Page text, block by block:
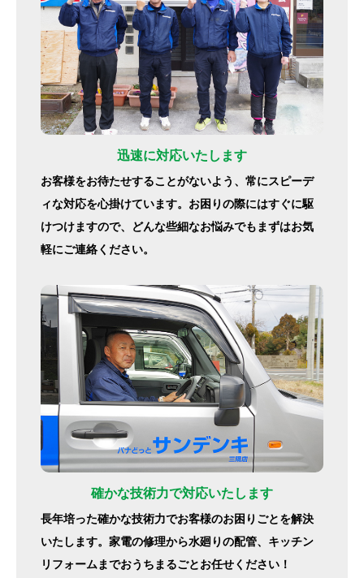
迅速に対応いたします
お客様をお待たせすることがないよう、常にスピーデ
ィな対応を心掛けています。お困りの際にはすぐに駆
けつけますので、どんな些細なお悩みでもまずはお気
軽にご連絡ください。
確かな技術力で対応いたします
長年培った確かな技術力でお客様のお困りごとを解決
いたします。家電の修理から水廻りの配管、キッチン
リフォームまでおうちまるごとお任せください！